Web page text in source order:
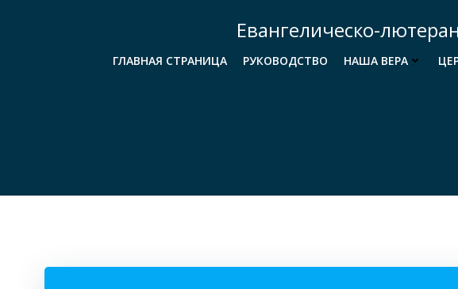
Евангелическо-
ГЛАВНАЯ СТРАНИЦА РУКОВОДСТВО НАША ВЕРА